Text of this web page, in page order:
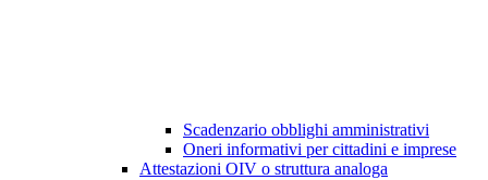
Scadenzario obblighi amministrativi
Oneri informativi per cittadini e imprese
Attestazioni OIV o struttura analoga